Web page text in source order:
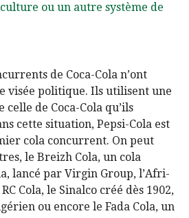
ou un autre système de
de Coca-Cola n’ont
visée politique. Ils utilisent une
de Coca-Cola qu’ils
cette situation, Pepsi-Cola est
cola concurrent. On peut
le Breizh Cola, un cola
lancé par Virgin Group, l’Afri-
Cola, le Sinalco créé dès 1902,
ou encore le Fada Cola, un